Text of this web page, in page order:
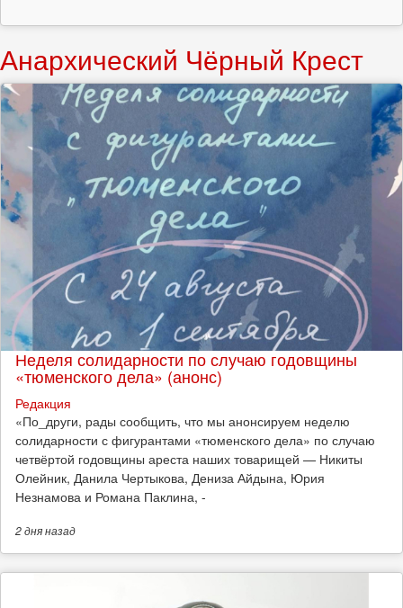
Анархический Чёрный Крест
Неделя солидарности по случаю годовщины
«тюменского дела» (анонс)
Редакция
​«По_други, рады сообщить, что мы анонсируем неделю
солидарности с фигурантами «тюменского дела» по случаю
четвёртой годовщины ареста наших товарищей — Никиты
Олейник, Данила Чертыкова, Дениза Айдына, Юрия
Незнамова и Романа Паклина, -
2 дняназад